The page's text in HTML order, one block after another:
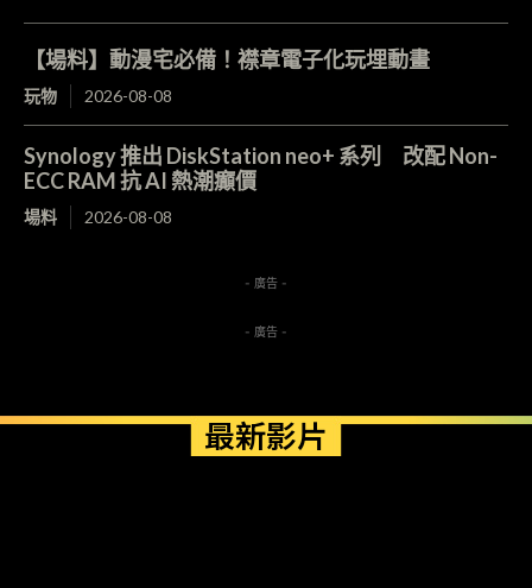
【場料】動漫宅必備！襟章電子化玩埋動畫
玩物 2026-08-08
Synology 推出 DiskStation neo+ 系列 改配 Non-
ECC RAM 抗 AI 熱潮癲價
場料 2026-08-08
- 廣告 -
- 廣告 -
最新影片